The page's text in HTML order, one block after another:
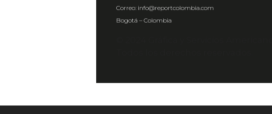
Correo: info@reportcolombia.com
Bogotá – Colombia